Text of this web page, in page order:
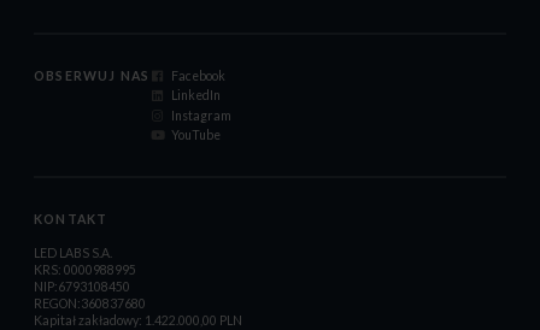
OBSERWUJ NAS
Facebook
LinkedIn
Instagram
YouTube
KONTAKT
LED LABS S.A.
KRS: 0000988995
NIP:6793108450
REGON:360837680
Kapitał zakładowy: 1.422.000,00 PLN